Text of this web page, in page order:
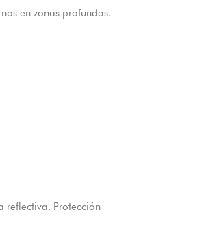
en zonas profundas.
reflectiva. Protección